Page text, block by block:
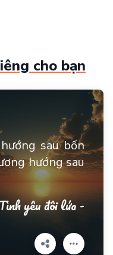
cho bạn
sau bốn
hướng sau
yêu đôi lứa -